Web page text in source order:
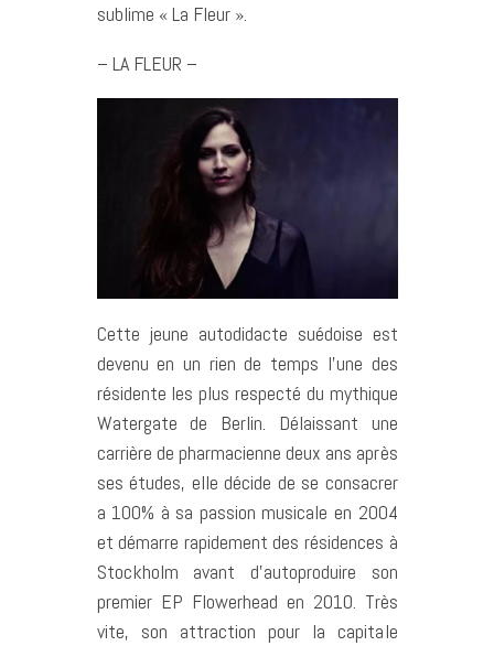
sublime « La Fleur ».
– LA FLEUR –
Cette jeune autodidacte suédoise est
devenu en un rien de temps l’une des
résidente les plus respecté du mythique
Watergate de Berlin. Délaissant une
carrière de pharmacienne deux ans après
ses études, elle décide de se consacrer
a 100% à sa passion musicale en 2004
et démarre rapidement des résidences à
Stockholm avant d’autoproduire son
premier EP Flowerhead en 2010. Très
vite, son attraction pour la capitale